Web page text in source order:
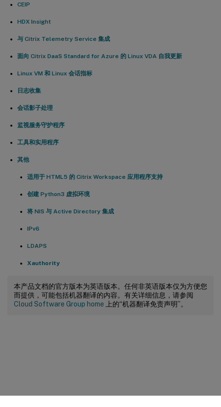
CEIP
HDX Insight
与 Citrix Telemetry Service 集成
面向 Citrix DaaS Standard for Azure 的 Linux VDA 自我更新
Linux VM 和 Linux 会话指标
日志收集
会话影子处理
监视服务守护程序
工具和实用程序
其他
适用于 HTML5 的 Citrix Workspace 应用程序支持
创建 Python3 虚拟环境
将 NIS 与 Active Directory 集成
IPv6
LDAPS
Xauthority
本产品文档的官方版本为英语版本。任何非英语版本仅为方便您
而提供，可能包括机器翻译的内容。有关详细信息，请参阅
Cloud Software Group home 上的“机器翻译免责声明”。